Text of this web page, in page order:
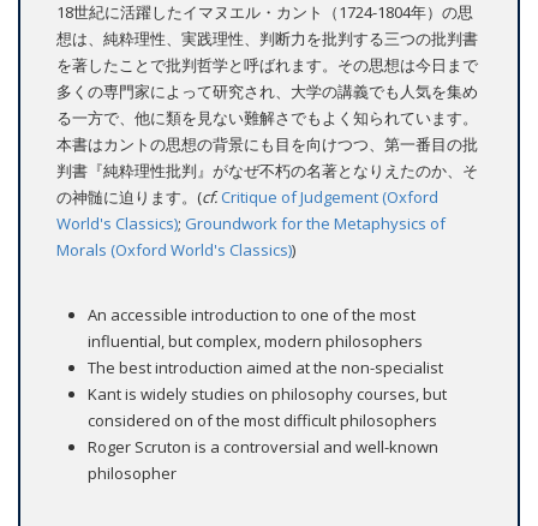
18世紀に活躍したイマヌエル・カント（1724-1804年）の思
想は、純粋理性、実践理性、判断力を批判する三つの批判書
を著したことで批判哲学と呼ばれます。その思想は今日まで
多くの専門家によって研究され、大学の講義でも人気を集め
る一方で、他に類を見ない難解さでもよく知られています。
本書はカントの思想の背景にも目を向けつつ、第一番目の批
判書『純粋理性批判』がなぜ不朽の名著となりえたのか、そ
の神髄に迫ります。(cf.Critique of Judgement (Oxford
World's Classics); Groundwork for the Metaphysics of
Morals (Oxford World's Classics))
An accessible introduction to one of the most
influential, but complex, modern philosophers
The best introduction aimed at the non-specialist
Kant is widely studies on philosophy courses, but
considered on of the most difficult philosophers
Roger Scruton is a controversial and well-known
philosopher